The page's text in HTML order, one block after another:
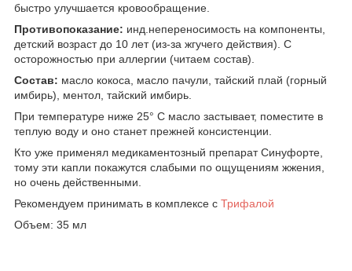
быстро улучшается кровообращение.
Противопоказание: инд.непереносимость на компоненты,
детский возраст до 10 лет (из-за жгучего действия). С
осторожностью при аллергии (читаем состав).
Состав: масло кокоса, масло пачули, тайский плай (горный
имбирь), ментол, тайский имбирь.
При температуре ниже 25° С масло застывает, поместите в
теплую воду и оно станет прежней консистенции.
Кто уже применял медикаментозный препарат Синуфорте,
тому эти капли покажутся слабыми по ощущениям жжения,
но очень действенными.
Рекомендуем принимать в комплексе с Трифалой
Объем: 35 мл